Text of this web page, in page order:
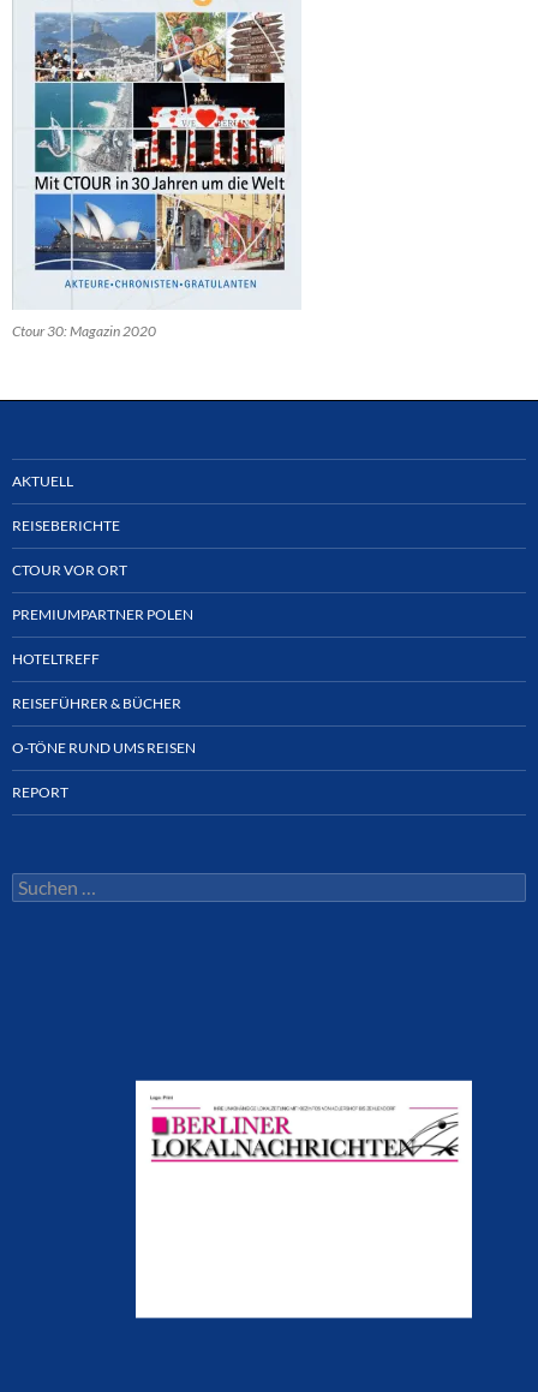
Ctour 30: Magazin 2020
AKTUELL
REISEBERICHTE
CTOUR VOR ORT
PREMIUMPARTNER POLEN
HOTELTREFF
REISEFÜHRER & BÜCHER
O-TÖNE RUND UMS REISEN
REPORT
Suchen
nach: